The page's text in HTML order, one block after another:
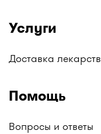
Услуги
Доставка лекарств
Помощь
Вопросы и ответы